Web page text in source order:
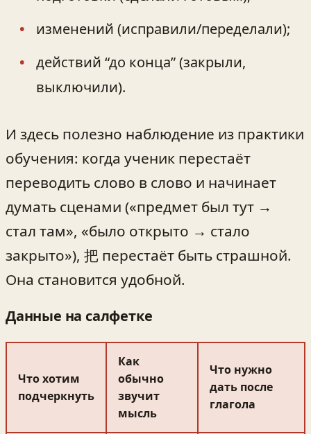
изменений (исправили/переделали);
действий “до конца” (закрыли,
выключили).
И здесь полезно наблюдение из практики
обучения: когда ученик перестаёт
переводить слово в слово и начинает
думать сценами («предмет был тут →
стал там», «было открыто → стало
закрыто»), 把 перестаёт быть страшной.
Она становится удобной.
Данные на салфетке
Что хотим
подчеркнуть
Как
обычно
звучит
мысль
Что нужно
дать после
глагола